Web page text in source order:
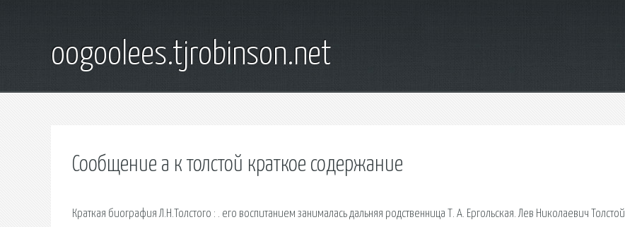
oogoolees.tjrobinson.net
Сообщение а к толстой краткое содержание
Краткая биография Л.Н.Толстого : . его воспитанием занималась дальняя родственница Т. А. Ергольская. Лев Николаевич Толстой